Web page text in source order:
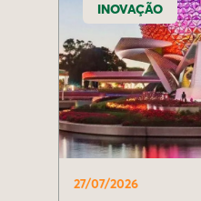
INOVAÇÃO
27/07/2026